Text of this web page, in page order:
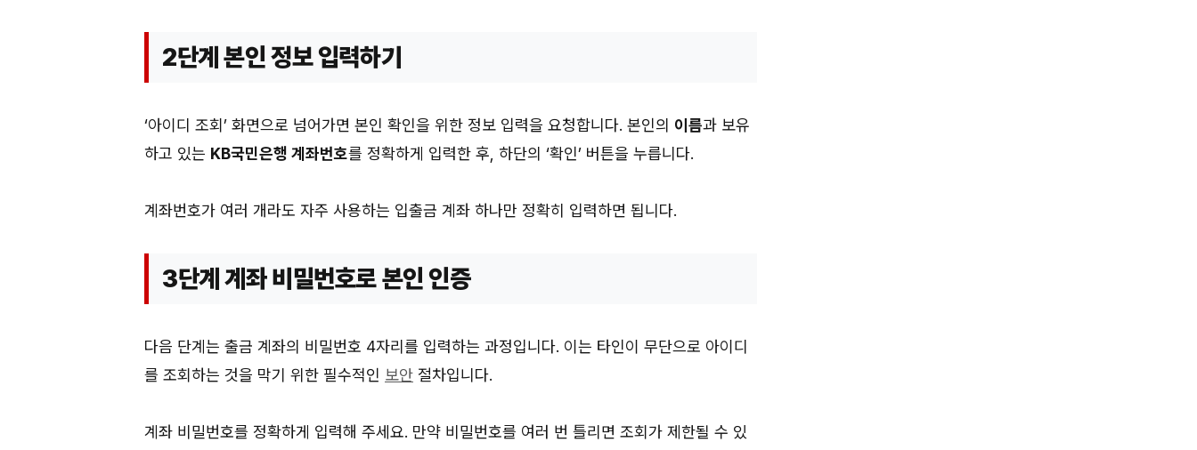
2단계 본인 정보 입력하기
‘아이디 조회’ 화면으로 넘어가면 본인 확인을 위한 정보 입력을 요청합니다. 본인의 이름과 보유
하고 있는 KB국민은행 계좌번호를 정확하게 입력한 후, 하단의 ‘확인’ 버튼을 누릅니다.
계좌번호가 여러 개라도 자주 사용하는 입출금 계좌 하나만 정확히 입력하면 됩니다.
3단계 계좌 비밀번호로 본인 인증
다음 단계는 출금 계좌의 비밀번호 4자리를 입력하는 과정입니다. 이는 타인이 무단으로 아이디
를 조회하는 것을 막기 위한 필수적인 보안 절차입니다.
계좌 비밀번호를 정확하게 입력해 주세요. 만약 비밀번호를 여러 번 틀리면 조회가 제한될 수 있